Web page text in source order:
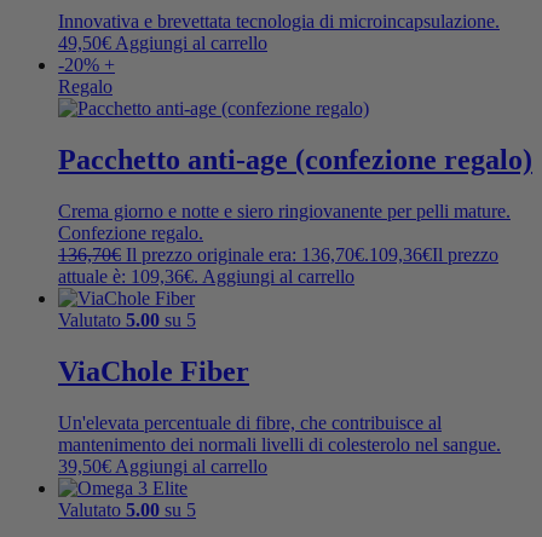
Innovativa e brevettata tecnologia di microincapsulazione.
49,50€ Aggiungi al carrello
-20% +
Regalo
Pacchetto anti-age (confezione regalo)
Crema giorno e notte e siero ringiovanente per pelli mature.
Confezione regalo.
136,70€ Il prezzo originale era: 136,70€.109,36€Il prezzo
attuale è: 109,36€. Aggiungi al carrello
Valutato 5.00 su 5
ViaChole Fiber
Un'elevata percentuale di fibre, che contribuisce al
mantenimento dei normali livelli di colesterolo nel sangue.
39,50€ Aggiungi al carrello
Valutato 5.00 su 5